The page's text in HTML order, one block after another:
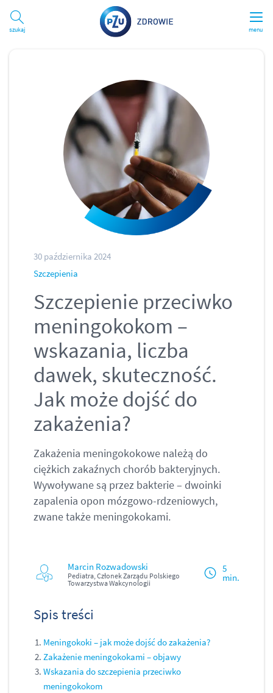
menu
Szukaj
30 października 2024
Szczepienia
Szczepienie przeciwko
meningokokom –
wskazania, liczba
dawek, skuteczność.
Jak może dojść do
zakażenia?
Marcin Rozwadowski
Pediatra, Członek Zarządu Polskiego
Towarzystwa Wakcynologii
5
min.
Zakażenia meningokokowe należą do
ciężkich zakaźnych chorób bakteryjnych.
Wywoływane są przez bakterie – dwoinki
zapalenia opon mózgowo-rdzeniowych,
zwane także meningokokami.
Spis treści
Meningokoki – jak może dojść do zakażenia?
Zakażenie meningokokami – objawy
Wskazania do szczepienia przeciwko
meningokokom